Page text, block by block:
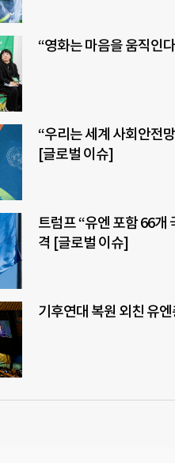
“영화는 마음을 움직인
“우리는 세계 사회안전
[글로벌 이슈]
트럼프 “유엔 포함 66
격 [글로벌 이슈]
기후연대 복원 외친 유